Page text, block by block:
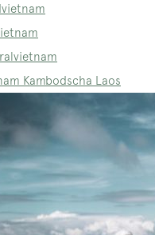
Kambodscha Laos